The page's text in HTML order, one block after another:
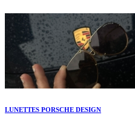
LUNETTES PORSCHE DESIGN